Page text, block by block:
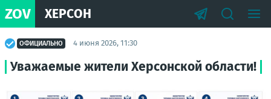
ZOV ХЕРСОН
ОФИЦИАЛЬНО 4 июня 2026, 11:30
Уважаемые жители Херсонской области!